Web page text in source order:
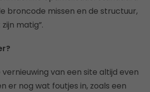
broncode missen en de structuur,
matig”.
vernieuwing van een site altijd even
er nog wat foutjes in, zoals een